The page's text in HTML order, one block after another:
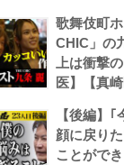
歌舞伎町
CHIC」の
上は衝撃
医】【真崎
【後編】
顔に戻り
ことがで